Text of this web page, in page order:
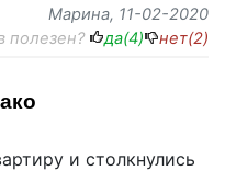
Марина, 11-02-2020
полезен?
да(4) нет(2)
и столкнулись